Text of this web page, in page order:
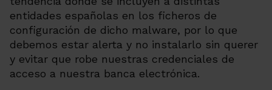
entidades españolas en los ficheros de
configuración de dicho malware, por lo que
debemos estar alerta y no instalarlo sin querer
y evitar que robe nuestras credenciales de
acceso a nuestra banca electrónica.